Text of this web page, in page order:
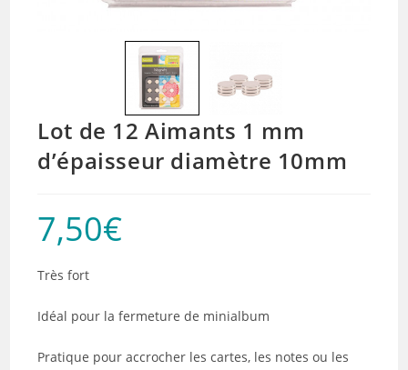
Lot de 12 Aimants 1 mm
d’épaisseur diamètre 10mm
7,50€
Très fort
Idéal pour la fermeture de minialbum
Pratique pour accrocher les cartes, les notes ou les